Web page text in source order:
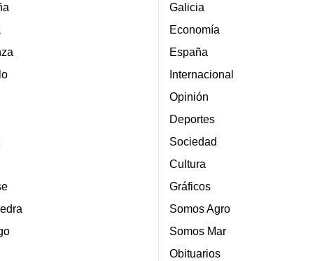
Galicia
Economía
España
Internacional
Opinión
Deportes
Sociedad
Cultura
Gráficos
Somos Agro
Somos Mar
Obituarios